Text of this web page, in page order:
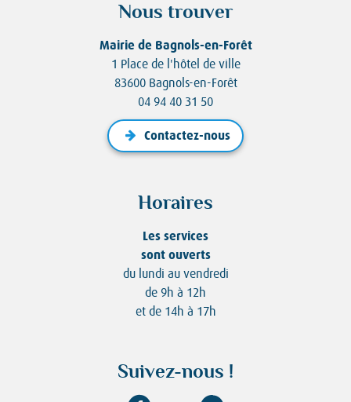
Nous trouver
Mairie de Bagnols-en-Forêt
1 Place de l'hôtel de ville
83600 Bagnols-en-Forêt
04 94 40 31 50
Contactez-nous
Horaires
Les services
sont ouverts
du lundi au vendredi
de 9h à 12h
et de 14h à 17h
Suivez-nous !